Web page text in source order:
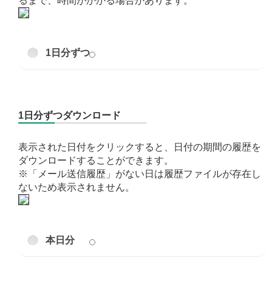
1日分ずつ
1日分ずつダウンロード
表示された日付をクリックすると、日付の期間の履歴を
ダウンロードすることができます。
※「メール送信履歴」がない日は履歴ファイルが存在し
ないため表示されません。
本日分